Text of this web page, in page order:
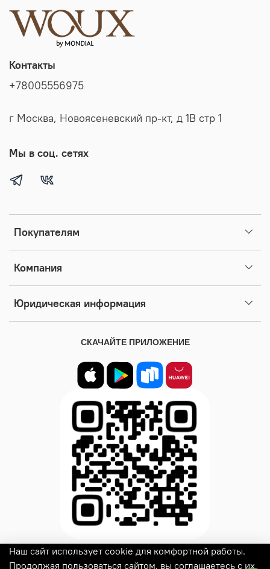
Покупателям
Компания
Юридическая информация
Контакты
+78005556975
г Москва, Новоясеневский пр-кт, д 1В стр 1
Мы в соц. сетях
СКАЧАЙТЕ ПРИЛОЖЕНИЕ
© 2025 Все права защищены
Наш сайт использует cookie для комфортной работы.
Продолжая пользоваться сайтом, вы соглашаетесь с их